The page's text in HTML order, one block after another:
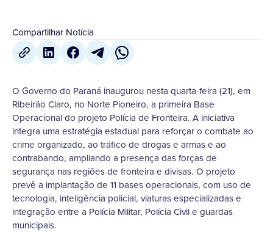
Compartilhar Notícia
O Governo do Paraná inaugurou nesta quarta-feira (21), em
Ribeirão Claro, no Norte Pioneiro, a primeira Base
Operacional do projeto Polícia de Fronteira. A iniciativa
integra uma estratégia estadual para reforçar o combate ao
crime organizado, ao tráfico de drogas e armas e ao
contrabando, ampliando a presença das forças de
segurança nas regiões de fronteira e divisas. O projeto
prevê a implantação de 11 bases operacionais, com uso de
tecnologia, inteligência policial, viaturas especializadas e
integração entre a Polícia Militar, Polícia Civil e guardas
municipais.